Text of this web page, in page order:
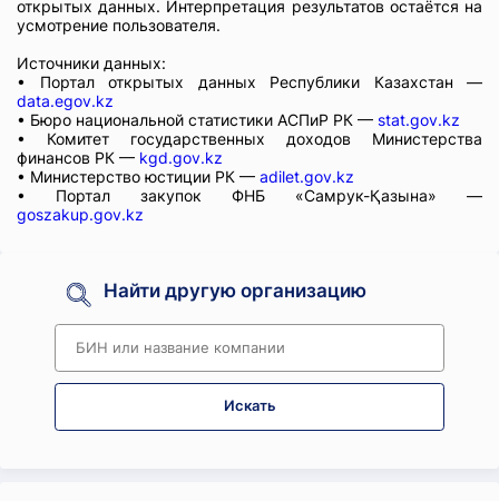
открытых данных. Интерпретация результатов остаётся на
усмотрение пользователя.
Источники данных:
• Портал открытых данных Республики Казахстан —
data.egov.kz
• Бюро национальной статистики АСПиР РК — stat.gov.kz
• Комитет государственных доходов Министерства
финансов РК — kgd.gov.kz
• Министерство юстиции РК — adilet.gov.kz
• Портал закупок ФНБ «Самрук-Қазына» —
goszakup.gov.kz
Найти другую организацию
Искать